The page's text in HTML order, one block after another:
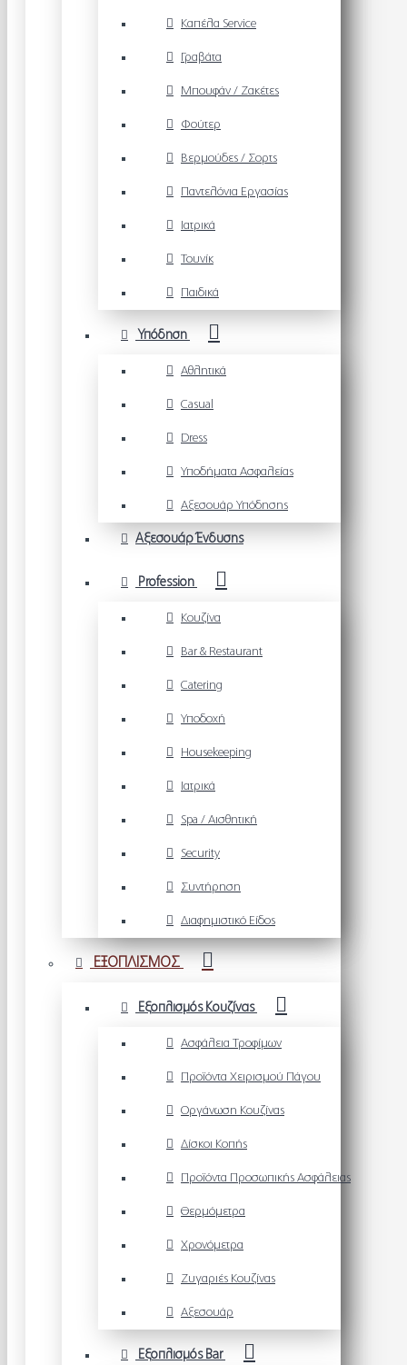
Καπέλα Service
Γραβάτα
Μπουφάν / Ζακέτες
Φούτερ
Βερμούδες / Σορτς
Παντελόνια Εργασίας
Ιατρικά
Τουνίκ
Παιδικά
Υπόδηση
Αθλητικά
Casual
Dress
Υποδήματα Ασφαλείας
Αξεσουάρ Υπόδησης
Αξεσουάρ Ένδυσης
Profession
Κουζίνα
Bar & Restaurant
Catering
Υποδοχή
Housekeeping
Ιατρικά
Spa / Αισθητική
Security
Συντήρηση
Διαφημιστικό Είδος
ΕΞΟΠΛΙΣΜΟΣ
Εξοπλισμός Κουζίνας
Ασφάλεια Τροφίμων
Προϊόντα Χειρισμού Πάγου
Οργάνωση Κουζίνας
Δίσκοι Κοπής
Προϊόντα Προσωπικής Ασφάλειας
Θερμόμετρα
Χρονόμετρα
Ζυγαριές Κουζίνας
Αξεσουάρ
Εξοπλισμός Bar